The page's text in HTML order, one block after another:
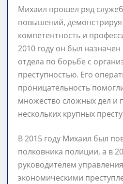
Михаил прошел ряд
повышений,
компетентность и
2010 году он был
отдела по борьбе с
преступностью. Его
проницательность
множество сложных дел и
нескольких крупных
В 2015 году Михаил был
полковника полиции, а в
руководителем
экономическими